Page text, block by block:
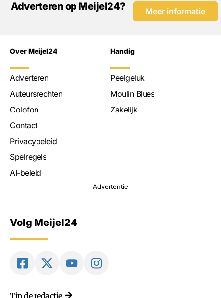
Adverteren op Meijel24? Meer informatie
Over Meijel24
Adverteren
Auteursrechten
Colofon
Contact
Privacybeleid
Spelregels
AI-beleid
Handig
Peelgeluk
Moulin Blues
Zakelijk
Advertentie
Volg Meijel24
Tip de redactie